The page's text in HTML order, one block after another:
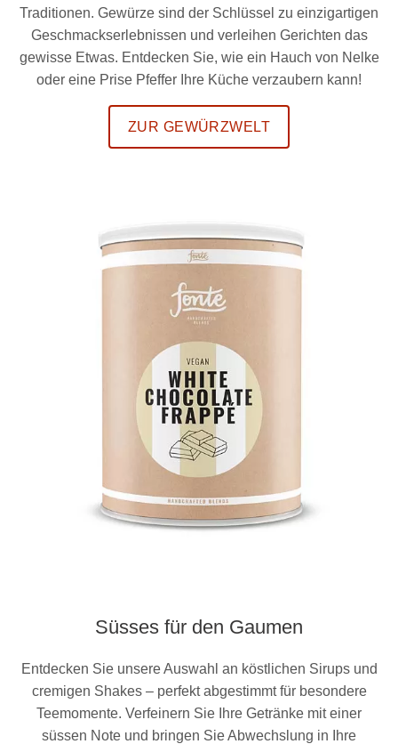
Traditionen. Gewürze sind der Schlüssel zu einzigartigen
Geschmackserlebnissen und verleihen Gerichten das
gewisse Etwas. Entdecken Sie, wie ein Hauch von Nelke
oder eine Prise Pfeffer Ihre Küche verzaubern kann!
ZUR GEWÜRZWELT
Süsses für den Gaumen
Entdecken Sie unsere Auswahl an köstlichen Sirups und
cremigen Shakes – perfekt abgestimmt für besondere
Teemomente. Verfeinern Sie Ihre Getränke mit einer
süssen Note und bringen Sie Abwechslung in Ihre